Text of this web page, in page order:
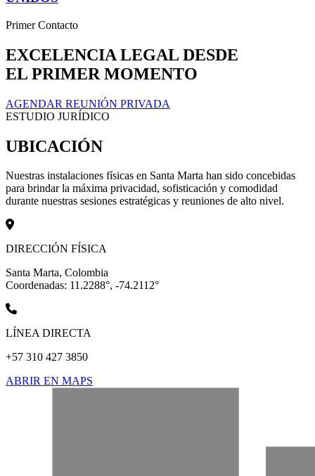
Primer Contacto
EXCELENCIA LEGAL DESDE
EL PRIMER MOMENTO
AGENDAR REUNIÓN PRIVADA
ESTUDIO JURÍDICO
UBICACIÓN
Nuestras instalaciones físicas en Santa Marta han sido concebidas
para brindar la máxima privacidad, sofisticación y comodidad
durante nuestras sesiones estratégicas y reuniones de alto nivel.
DIRECCIÓN FÍSICA
Santa Marta, Colombia
Coordenadas: 11.2288°, -74.2112°
LÍNEA DIRECTA
+57 310 427 3850
ABRIR EN MAPS